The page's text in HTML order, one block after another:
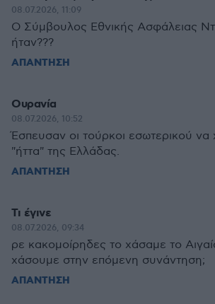
08.07.2026, 11:09
Ο Σύμβουλος Εθνικής Ασφάλειας
ήταν???
ΑΠΑΝΤΗΣΗ
Ουρανία
08.07.2026, 10:52
Έσπευσαν οι τούρκοι εσωτερικού να
"ήττα" της Ελλάδας.
ΑΠΑΝΤΗΣΗ
Τι έγινε
08.07.2026, 09:34
ρε κακομοίρηδες το χάσαμε το
χάσουμε στην επόμενη συνάντηση;
ΑΠΑΝΤΗΣΗ